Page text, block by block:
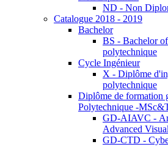
ND - Non
Catalogue 2018 - 2019
Bachelor
BS - Bachelor
polytechnique
Cycle Ingénieur
X - Diplôme
polytechnique
Diplôme de formation
Polytechnique -
GD-AIAVC -
Advanced
GD-CTD -